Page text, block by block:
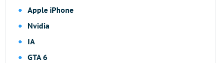
Apple iPhone
Nvidia
IA
GTA 6